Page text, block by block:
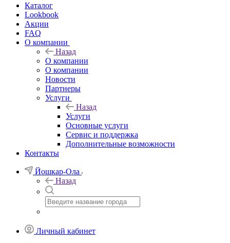
Каталог
Lookbook
Акции
FAQ
О компании
Назад
О компании
О компании
Новости
Партнеры
Услуги
Назад
Услуги
Основные услуги
Сервис и поддержка
Дополнительные возможности
Контакты
Йошкар-Ола
Назад
Личный кабинет